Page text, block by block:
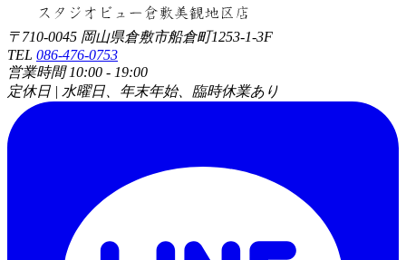
〒710-0045 岡山県倉敷市船倉町1253-1-3F
TEL 086-476-0753
営業時間 10:00 - 19:00
定休日 | 水曜日、年末年始、臨時休業あり